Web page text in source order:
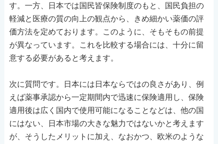
す。一方、日本では国民皆保険制度のもと、国民負担の
軽減と医療の質の向上の観点から、きめ細かい薬価の評
価方法を定めております。このように、そもそもの前提
が異なっています。これを比較する場合には、十分に留
意する必要があると考えます。
次に質問です。日本には日本ならではの良さがあり、例
えば薬事承認から一定期間内で迅速に保険適用し、保険
適用後は広く国内で使用可能になることなどは、他の国
にはない、日本市場の大きな魅力ではないかと考えます
が、そうしたメリットに加え、なおかつ、欧米のような